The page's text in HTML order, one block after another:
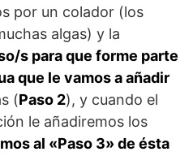
por un colador (los
algas) y la
s para que forme parte
que le vamos a añadir
(Paso 2), y cuando el
le añadiremos los
al «Paso 3» de ésta